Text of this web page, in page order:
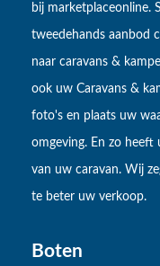
bij marketplaceonline.
tweedehands aanbod
naar caravans &
ook uw Caravans &
foto's en plaats uw
omgeving. En zo
van uw caravan. Wij
te beter uw verkoop.
Boten